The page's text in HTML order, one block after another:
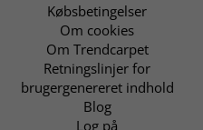
Købsbetingelser
Om cookies
Om Trendcarpet
Retningslinjer for
brugergenereret indhold
Blog
Log på